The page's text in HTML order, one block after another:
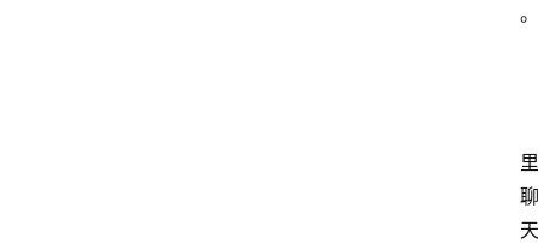
。
里
聊
天